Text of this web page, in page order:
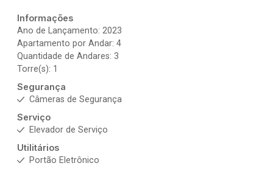
Informações
Ano de Lançamento: 2023
Apartamento por Andar: 4
Quantidade de Andares: 3
Torre(s): 1
Segurança
Câmeras de Segurança
Serviço
Elevador de Serviço
Utilitários
Portão Eletrônico